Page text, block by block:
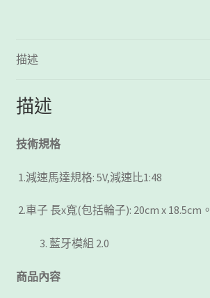
描述
描述
技術規格
1.減速馬達規格: 5V,減速比1:48
2.車子 長x寬(包括輪子): 20cm x 18.5cm。
藍牙模組 2.0
商品內容